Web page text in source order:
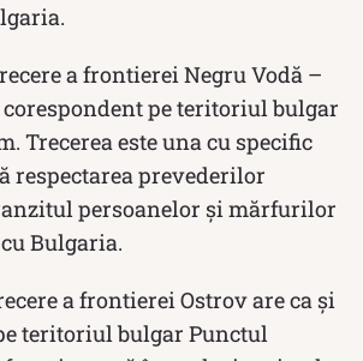
a frontierei Negru Vodă –
corespondent pe teritoriul bulgar
Trecerea este una cu specific
respectarea prevederilor
persoanelor și mărfurilor
Bulgaria.
a frontierei Ostrov are ca și
teritoriul bulgar Punctul